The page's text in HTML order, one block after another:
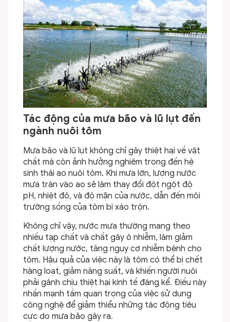
Tác động của mưa bão và lũ lụt đến
ngành nuôi tôm
Mưa bão và lũ lụt không chỉ gây thiệt hại về vật
chất mà còn ảnh hưởng nghiêm trọng đến hệ
sinh thái ao nuôi tôm. Khi mưa lớn, lượng nước
mưa tràn vào ao sẽ làm thay đổi đột ngột độ
pH, nhiệt độ, và độ mặn của nước, dẫn đến môi
trường sống của tôm bị xáo trộn.
Không chỉ vậy, nước mưa thường mang theo
nhiều tạp chất và chất gây ô nhiễm, làm giảm
chất lượng nước, tăng nguy cơ nhiễm bệnh cho
tôm. Hậu quả của việc này là tôm có thể bị chết
hàng loạt, giảm năng suất, và khiến người nuôi
phải gánh chịu thiệt hại kinh tế đáng kể. Điều này
nhấn mạnh tầm quan trọng của việc sử dụng
công nghệ để giảm thiểu những tác động tiêu
cực do mưa bão gây ra.